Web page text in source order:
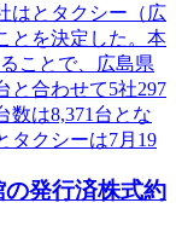
はとタクシー（広
とを決定した。本
ことで、広島県
と合わせて5社297
数は8,371台とな
タクシーは7月19
発行済株式約